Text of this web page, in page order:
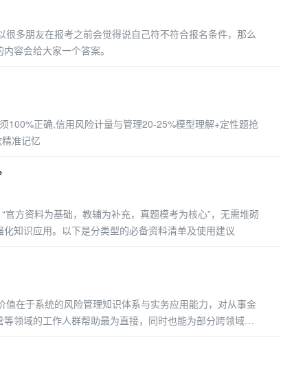
多朋友在报考之前会觉得说自己符不符合报名条件，那么
容会给大家一个答案。
100%正确,信用风险计量与管理20-25%模型理解+定性题抢
准记忆
方资料为基础，教辅为补充，真题模考为核心”，无需堆砌
知识应用。以下是分类型的必备资料清单及使用建议
值在于系统的风险管理知识体系与实务应用能力，对从事金
领域的工作人群帮助最为直接，同时也能为部分跨领域从